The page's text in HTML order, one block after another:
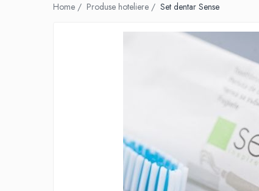
profesionaleHome / Produse hoteliere / Set dentar Sense